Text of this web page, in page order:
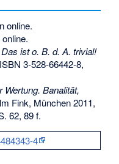
online.
Das ist o. B. d. A. trivial!
ISBN 3-528-66442-8,
Wertung. Banalität,
Fink, München 2011,
62, 89 f.
4